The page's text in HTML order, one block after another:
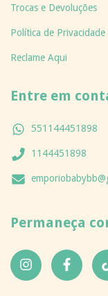
Trocas e Devoluções
Política de Privacidade
Reclame Aqui
Entre em
551144451898
1144451898
Permaneça